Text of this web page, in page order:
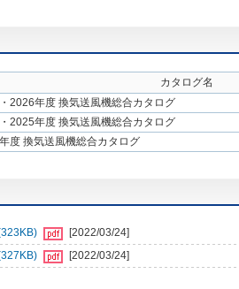
カタログ名
2026年度 換気送風機総合カタログ
2025年度 換気送風機総合カタログ
度 換気送風機総合カタログ
[2022/03/24]
[2022/03/24]